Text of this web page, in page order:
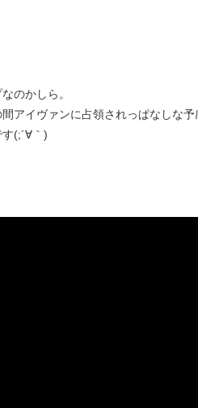
のかしら。
アイヴァンに占領されっぱなしな
(;´∀｀)